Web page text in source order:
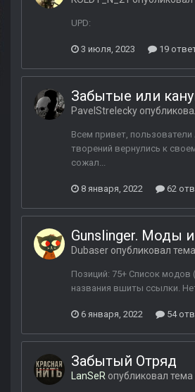
UPD:
3 июля, 2023 19
Забытые или
PavelStrelecky
Всем привет,
творений вернулись к
сожал...
8 января, 2022 62
Gunslinger. Моды
Dubaser опубликовал
Позиций: 75+ Список
названия вшиты ссылки.
6 января, 2022 54
Забытый Отряд
LanSeR опубликовал тема